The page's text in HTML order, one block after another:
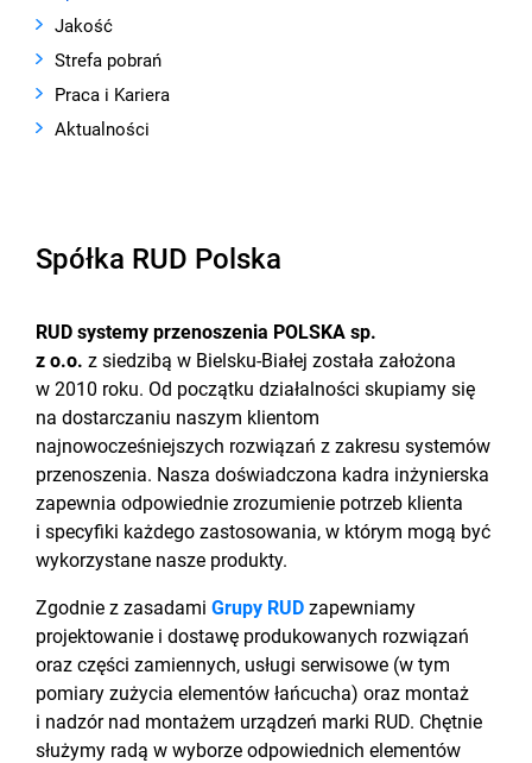
Jakość
Strefa pobrań
Praca i Kariera
Aktualności
Spółka RUD Polska
RUD systemy przenoszenia POLSKA sp.
z o.o. z siedzibą w Bielsku-Białej została założona
w 2010 roku. Od początku działalności skupiamy się
na dostarczaniu naszym klientom
najnowocześniejszych rozwiązań z zakresu systemów
przenoszenia. Nasza doświadczona kadra inżynierska
zapewnia odpowiednie zrozumienie potrzeb klienta
i specyfiki każdego zastosowania, w którym mogą być
wykorzystane nasze produkty.
Zgodnie z zasadami Grupy RUDzapewniamy
projektowanie i dostawę produkowanych rozwiązań
oraz części zamiennych, usługi serwisowe (w tym
pomiary zużycia elementów łańcucha) oraz montaż
i nadzór nad montażem urządzeń marki RUD. Chętnie
służymy radą w wyborze odpowiednich elementów